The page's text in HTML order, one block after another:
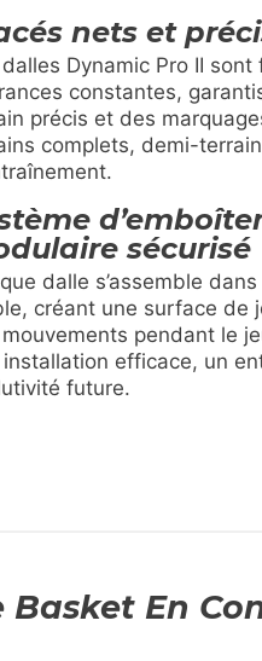
nets et
Dynamic Pro II
constantes,
précis et des
complets, demi-
sécurisé
dalle s’assemble
créant une surface de
pendant le
installation efficace, un
future.
Basket En